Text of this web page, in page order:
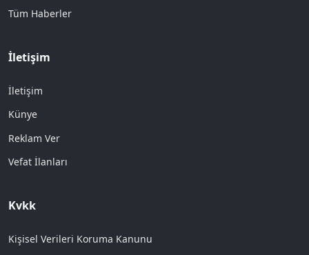
Tüm Haberler
İletişim
İletişim
Künye
Reklam Ver
Vefat İlanları
Kvkk
Kişisel Verileri Koruma Kanunu